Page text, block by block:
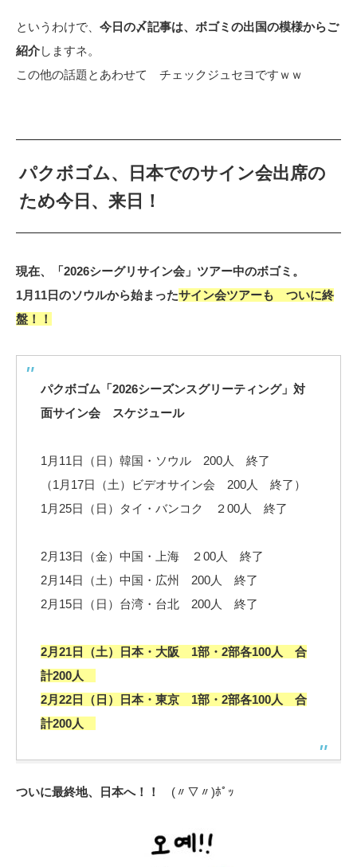
というわけで、 今日の〆記事は、ボゴミの出国の模様からご
紹介しますネ。
この他の話題とあわせて チェックジュセヨですｗｗ
パクボゴム、日本でのサイン会出席の
ため今日、来日！
現在、「2026シーグリサイン会」ツアー中のボゴミ。
1月11日のソウルから始まったサイン会ツアーも ついに終
盤！！
パクボゴム「2026シーズンスグリーティング」対
面サイン会 スケジュール
1月11日（日）韓国・ソウル 200人 終了
（1月17日（土）ビデオサイン会 200人 終了）
1月25日（日）タイ・バンコク ２00人 終了
2月13日（金）中国・上海 ２00人 終了
2月14日（土）中国・広州 200人 終了
2月15日（日）台湾・台北 200人 終了
2月21日（土）日本・大阪 1部・2部各100人 合
計200人
2月22日（日）日本・東京 1部・2部各100人 合
計200人
ついに最終地、日本へ！！ (〃▽〃)ﾎﾟｯ